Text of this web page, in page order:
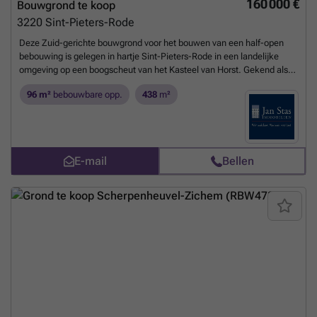
160 000 €
Bouwgrond te koop
3220 Sint-Pieters-Rode
Deze Zuid-gerichte bouwgrond voor het bouwen van een half-open
bebouwing is gelegen in hartje Sint-Pieters-Rode in een landelijke
omgeving op een boogscheut van het Kasteel van Horst. Gekend als
goedgekeurde kleine verkaveling in een vernieuwde straat.Benieuwd
hoe u kan bouwen ? U kan de verkavelingsvoorschriften downloaden
op onze website.Voor bijkomende info kan u me bereiken op ### of
96 m² bebouwbare opp. 438 m²
E-mail Bellen